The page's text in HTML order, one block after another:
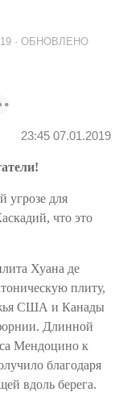
· ОБНОВЛЕНО
23:45 07.01.2019
угрозе для
что это
Хуана де
плиту,
США и Канады
Длинной
Мендоцино к
благодаря
вдоль берега.